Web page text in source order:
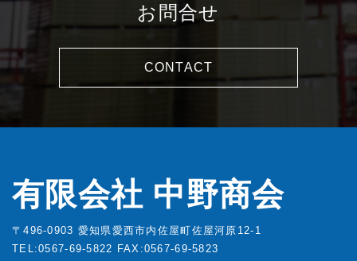
お問合せ
CONTACT
有限会社 中野商会
〒496-0903 愛知県愛西市内佐屋町佐屋河原12-1
TEL:0567-69-5822 FAX:0567-69-5823